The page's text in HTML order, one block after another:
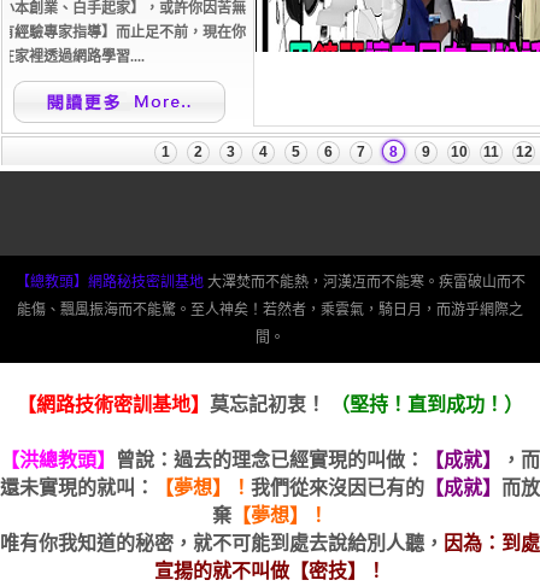
【總教頭】網路秘技密訓基地大澤焚而不能熱，河漢冱而不能寒。疾雷破山而不
能傷、飄風振海而不能驚。至人神矣！若然者，乘雲氣，騎日月，而游乎網際之
間。
【網路技術密訓基地】 莫忘記初衷！ （堅持！直到成功！）
【洪總教頭】 曾說：過去的理念已經實現的叫做： 【成就】
，而
還未實現的就叫：
【夢想】！ 我們從來沒因已有的 【成就】 而放
棄 【夢想】！
唯有你我知道的秘密，就不可能到處去說給別人聽， 因為：到處
宣揚的就不叫做【密技】！